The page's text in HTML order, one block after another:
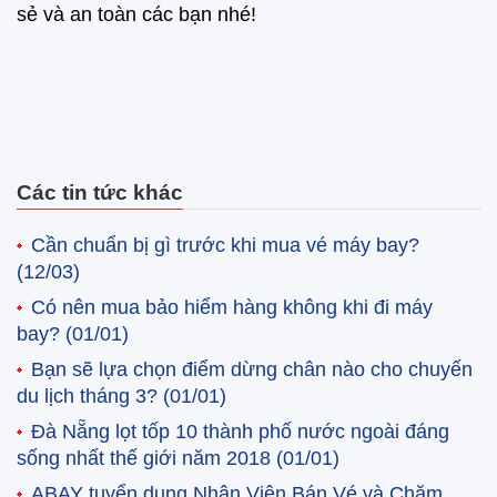
sẻ và an toàn các bạn nhé!
Các tin tức khác
Cần chuẩn bị gì trước khi mua vé máy bay?
(12/03)
Có nên mua bảo hiểm hàng không khi đi máy
bay? (01/01)
Bạn sẽ lựa chọn điểm dừng chân nào cho chuyến
du lịch tháng 3? (01/01)
Đà Nẵng lọt tốp 10 thành phố nước ngoài đáng
sống nhất thế giới năm 2018 (01/01)